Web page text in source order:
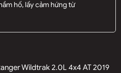
hố, lấy cảm hứng từ
Wildtrak 2.0L 4x4 AT 2019